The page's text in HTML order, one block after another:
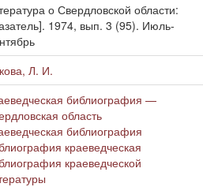
о Свердловской области:
1974, вып. 3 (95). Июль-
Л. И.
библиография —
область
библиография
краеведческая
краеведческой